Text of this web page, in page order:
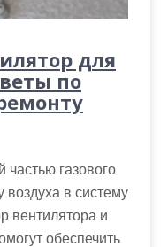
для
по
частью газового
воздуха в систему
вентилятора и
обеспечить